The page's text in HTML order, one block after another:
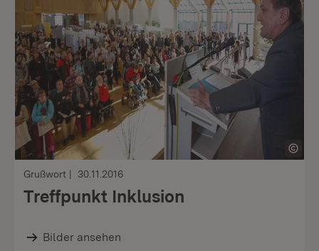
Grußwort 30.11.2016
Treffpunkt Inklusion
Bilder ansehen